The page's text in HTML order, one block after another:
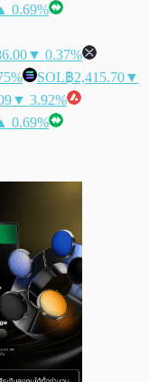
0.69%
▼ 0.37%
SOL฿2,415.70▼
▼ 3.92%
0.69%